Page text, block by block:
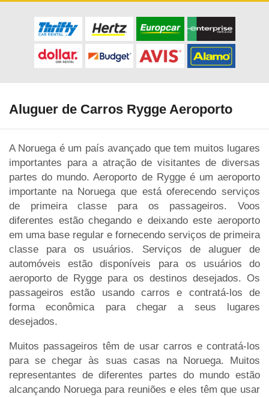
Aluguer de Carros Rygge Aeroporto
A Noruega é um país avançado que tem muitos lugares
importantes para a atração de visitantes de diversas
partes do mundo. Aeroporto de Rygge é um aeroporto
importante na Noruega que está oferecendo serviços
de primeira classe para os passageiros. Voos
diferentes estão chegando e deixando este aeroporto
em uma base regular e fornecendo serviços de primeira
classe para os usuários. Serviços de aluguer de
automóveis estão disponíveis para os usuários do
aeroporto de Rygge para os destinos desejados. Os
passageiros estão usando carros e contratá-los de
forma econômica para chegar a seus lugares
desejados.
Muitos passageiros têm de usar carros e contratá-los
para se chegar às suas casas na Noruega. Muitos
representantes de diferentes partes do mundo estão
alcançando Noruega para reuniões e eles têm que usar